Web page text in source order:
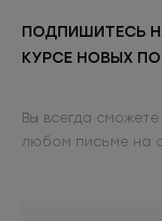
ПОДПИШИТЕСЬ
КУРСЕ НОВЫХ
Вы всегда
любом письме на